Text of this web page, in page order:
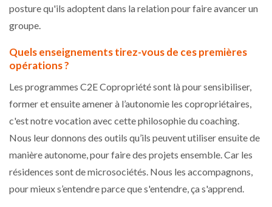
posture qu'ils adoptent dans la relation pour faire avancer un
groupe.
Quels enseignements tirez-vous de ces premières
opérations ?
Les programmes C2E Copropriété sont là pour sensibiliser,
former et ensuite amener à l’autonomie les copropriétaires,
c'est notre vocation avec cette philosophie du coaching.
Nous leur donnons des outils qu’ils peuvent utiliser ensuite de
manière autonome, pour faire des projets ensemble. Car les
résidences sont de microsociétés. Nous les accompagnons,
pour mieux s’entendre parce que s'entendre, ça s'apprend.